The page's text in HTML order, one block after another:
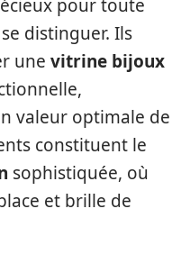
pour toute
distinguer. Ils
une vitrine bijoux
valeur optimale de
constituent le
sophistiquée, où
et brille de